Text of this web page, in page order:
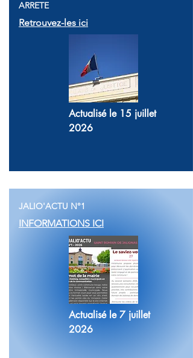
ARRETE
Retrouvez-les ici
Actualisé le 15 juillet
2026
JALIO'ACTU N°1
INFORMATIONS ICI
Actualisé le 7 juillet
2026